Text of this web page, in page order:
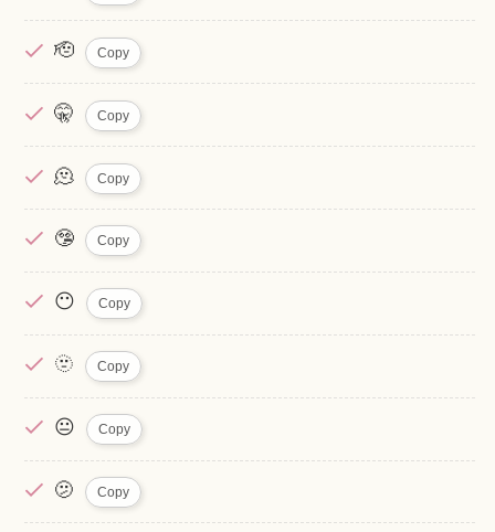
🫡 Copy
🤫 Copy
🫠 Copy
🤥 Copy
😶 Copy
🫥 Copy
😐 Copy
🫤 Copy